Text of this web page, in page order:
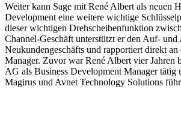
Weiter kann Sage mit René Albert als neuen
Development eine weitere wichtige
dieser wichtigen Drehscheibenfunktion
Channel-Geschäft unterstützt er den Auf- und
Neukundengeschäfts und rapportiert direkt
Manager. Zuvor war René Albert vier Jahren
AG als Business Development Manager tätig
Magirus und Avnet Technology Solutions